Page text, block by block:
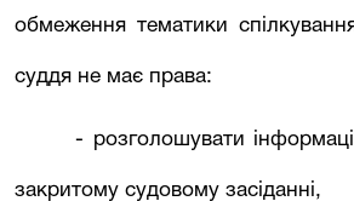
обмеження тематики
суддя не має права:
- розголошувати
закритому судовому засіданні,